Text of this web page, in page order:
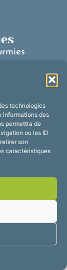
technologies
informations des
permettra de
ou les ID
son
caractéristiques
17h30
légales